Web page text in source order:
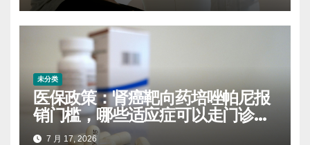
未分类
医保政策：肾癌靶向药培唑帕尼报
销门槛，哪些适应症可以走门诊慢
特病
7 月 17, 2026